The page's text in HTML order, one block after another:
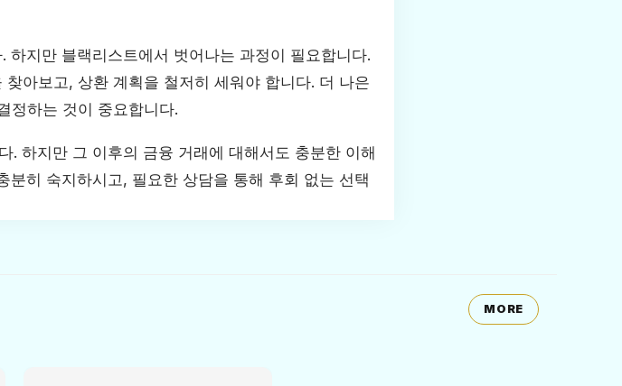
지만 블랙리스트에서 벗어나는 과정이 필요합니다.
아보고, 상환 계획을 철저히 세워야 합니다. 더 나은
정하는 것이 중요합니다.
. 하지만 그 이후의 금융 거래에 대해서도 충분한 이해
분히 숙지하시고, 필요한 상담을 통해 후회 없는 선택
MORE